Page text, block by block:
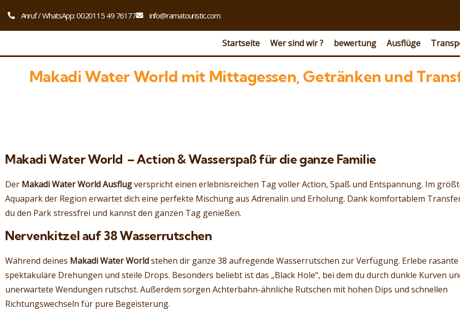
Anruf / WhatsApp: 0020115 49 76177 info@ramatouristic.com
Startseite Wer sind wir ? bewertung Ausflüge
Makadi Water World mit Mittagessen, Getränken und
Makadi Water World – Action & Wasserspaß für die ganze Familie
Der Makadi Water World Ausflugverspricht einen erlebnisreichen Tag voller Action, Spaß und Entspannung. Im
Aquapark der Region erwartet dich eine perfekte Mischung aus Adrenalin und Erholung. Dank komfortablem
du den Park stressfrei und kannst den ganzen Tag genießen.
Nervenkitzel auf 38 Wasserrutschen
Während deines Makadi Water Worldstehen dir ganze 38 aufregende Wasserrutschen zur Verfügung. Erlebe
spektakuläre Drehungen und steile Drops. Besonders beliebt ist das „Black Hole“, bei dem du durch dunkle Kurven
unerwartete Wendungen rutschst. Außerdem sorgen Achterbahn-ähnliche Rutschen mit hohen Dips und schnellen
Richtungswechseln für pure Begeisterung.